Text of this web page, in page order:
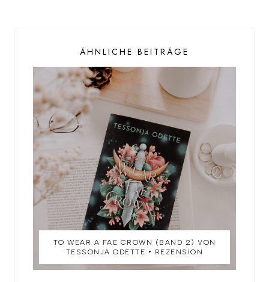
ÄHNLICHE BEITRÄGE
TO WEAR A FAE CROWN (BAND 2) VON
TESSONJA ODETTE • REZENSION